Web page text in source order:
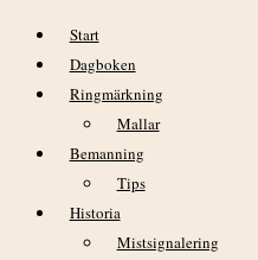
Hoppa till innehåll
Start
Dagboken
Ringmärkning
Mallar
Bemanning
Tips
Historia
Mistsignalering
Måndag 8 juni